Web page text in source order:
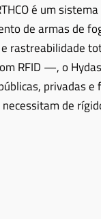
é um
de armas de
rastreabilidade
RFID —, o
privadas
de